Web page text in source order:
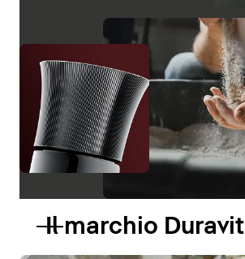
Il marchio Duravit